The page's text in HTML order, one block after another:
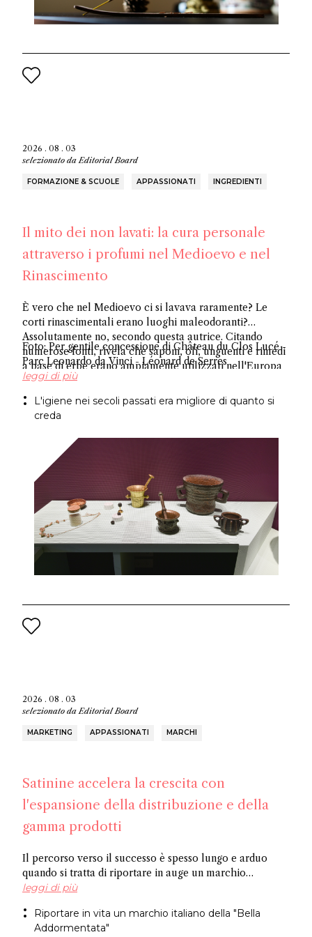
2026 . 08 . 03
selezionato daEditorial Board
FORMAZIONE & SCUOLE APPASSIONATI INGREDIENTI
Il mito dei non lavati: la cura personale
attraverso i profumi nel Medioevo e nel
Rinascimento
È vero che nel Medioevo ci si lavava raramente? Le
corti rinascimentali erano luoghi maleodoranti?
Assolutamente no, secondo questa autrice. Citando
numerose fonti, rivela che saponi, oli, unguenti e rimedi
a base di erbe erano ampiamente utilizzati nell'Europa
occidentale, sfatando l'antico mito sull'igiene.
Foto: Per gentile concessione di Château du Clos Lucé -
Parc Leonardo da Vinci - Léonard de Serres
leggi di più
L'igiene nei secoli passati era migliore di quanto si
creda
2026 . 08 . 03
selezionato daEditorial Board
MARKETING APPASSIONATI MARCHI
Satinine accelera la crescita con
l'espansione della distribuzione e della
gamma prodotti
Il percorso verso il successo è spesso lungo e arduo
quando si tratta di riportare in auge un marchio
dimenticato. Officina Satine ha radici che risalgono al
riscosso successo commerciale in Italia tra le due
guerre. Ora, un ex dirigente di Fueguia 1833 è alla guida
leggi di più
Riportare in vita un marchio italiano della "Bella
Addormentata"